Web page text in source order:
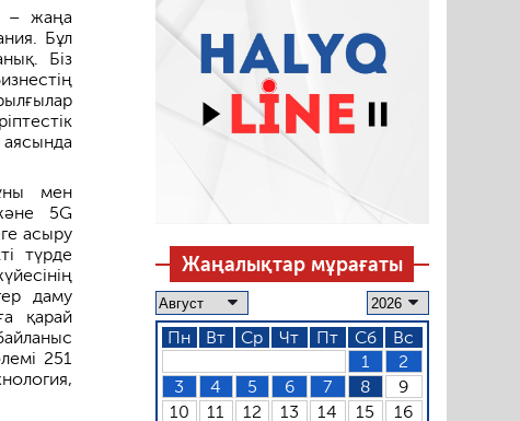
– жаңа
Бұл
Біз
мен
5G
асыру
түрде
даму
қарай
251
Жаңалықтар мұрағаты
Пн Вт Ср Чт Пт Сб
Вс
1
2
3
4 5 6 7 8
9
10
11 12 13 14 15
16